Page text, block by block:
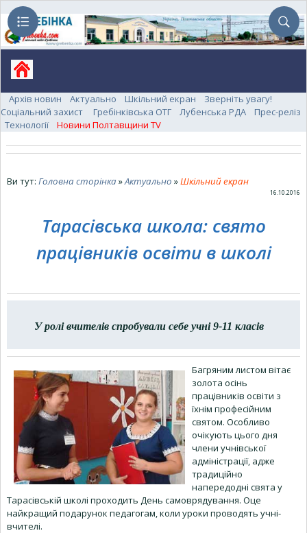
Архів новин Актуально Шкільний екран
Зверніть увагу!
Соціальний захист
Гребінківська ОТГ Лубенська РДА
Прес-реліз
Технології
Новини Полтавщини TV
Ви тут: Головна сторінка»Актуально »Шкільний екран
16.10.2016
Тарасівська школа: свято
працівників освіти в школі
У ролі вчителів спробували себе учні 9-11 класів
Багряним листом вітає
золота осінь
працівників освіти з
їхнім професійним
святом. Особливо
очікують цього дня
члени учнівської
адміністрації, адже
традиційно
напередодні свята у
Тарасівській школі проходить День самоврядування. Оце
найкращий подарунок педагогам, коли уроки проводять учні-
вчителі.